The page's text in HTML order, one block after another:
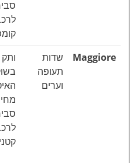
Maggiore
שדות
תעופה
וערים